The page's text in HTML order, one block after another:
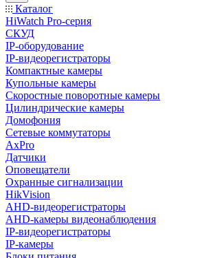
Каталог
HiWatch Pro-серия
CКУД
IP-оборудование
IP-видеорегистраторы
Компактные камеры
Купольные камеры
Скоростные поворотные камеры
Цилиндрические камеры
Домофония
Сетевые коммутаторы
AxPro
Датчики
Оповещатели
Охранные сигнализации
HikVision
AHD-видеорегистраторы
AHD-камеры видеонаблюдения
IP-видеорегистраторы
IP-камеры